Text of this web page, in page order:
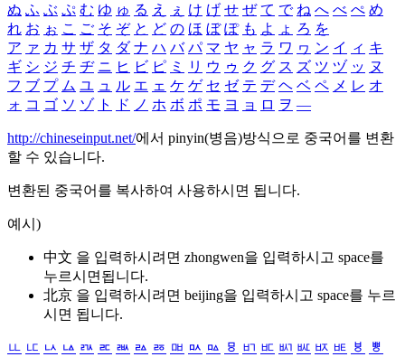
ぬ ふ ぶ ぷ む ゆ ゅ る え ぇ け げ せ ぜ て で ね へ べ ぺ め
れ お ぉ こ ご そ ぞ と ど の ほ ぼ ぽ も よ ょ ろ を
ア ァ カ サ ザ タ ダ ナ ハ バ パ マ ヤ ャ ラ ワ ヮ ン イ ィ キ
ギ シ ジ チ ヂ ニ ヒ ビ ピ ミ リ ウ ゥ ク グ ス ズ ツ ヅ ッ ヌ
フ ブ プ ム ユ ュ ル エ ェ ケ ゲ セ ゼ テ デ ヘ ベ ペ メ レ オ
ォ コ ゴ ソ ゾ ト ド ノ ホ ボ ポ モ ヨ ョ ロ ヲ ―
http://chineseinput.net/에서 pinyin(병음)방식으로 중국어를 변환
할 수 있습니다.
변환된 중국어를 복사하여 사용하시면 됩니다.
예시)
中文 을 입력하시려면 zhongwen을 입력하시고 space를
누르시면됩니다.
北京 을 입력하시려면 beijing을 입력하시고 space를 누르
시면 됩니다.
ㅥ ㅦ ㅧ ㅨ ㅩ ㅪ ㅫ ㅬ ㅭ ㅮ ㅯ ㅰ ㅱ ㅲ ㅳ ㅴ ㅵ ㅶ ㅷ ㅸ
ㅹ